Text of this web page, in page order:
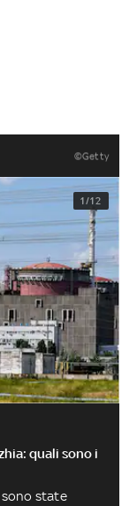
©Getty
1/12
quali sono i
sono state